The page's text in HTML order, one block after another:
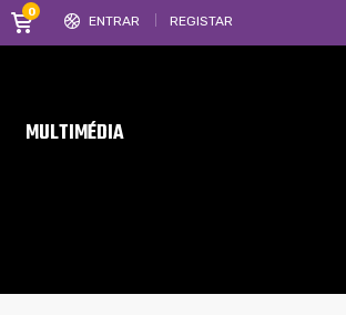
ENTRAR REGISTAR
0
MULTIMÉDIA